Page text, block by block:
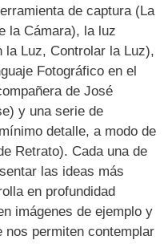
de captura (La
la Cámara), la luz
la Luz, Controlar la Luz),
Fotográfico en el
de José
y una serie de
detalle, a modo de
Retrato). Cada una de
las ideas más
en profundidad
imágenes de ejemplo y
nos permiten contemplar